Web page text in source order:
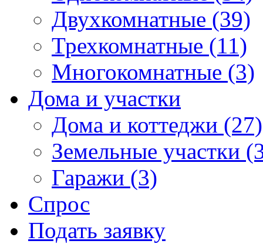
Двухкомнатные (39)
Трехкомнатные (11)
Многокомнатные (3)
Дома и участки
Дома и коттеджи (27)
Земельные участки
Гаражи (3)
Спрос
Подать заявку